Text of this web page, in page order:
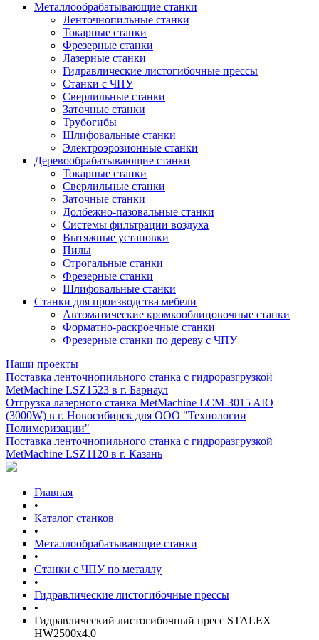
Металлообрабатывающие станки
Ленточнопильные станки
Токарные станки
Фрезерные станки
Лазерные станки
Гидравлические листогибочные прессы
Станки с ЧПУ
Сверлильные станки
Заточные станки
Трубогибы
Шлифовальные станки
Электроэрозионные станки
Деревообрабатывающие станки
Токарные станки
Сверлильные станки
Заточные станки
Долбежно-пазовальные станки
Системы фильтрации воздуха
Вытяжные установки
Пилы
Строгальные станки
Фрезерные станки
Шлифовальные станки
Станки для производства мебели
Автоматические кромкооблицовочные станки
Форматно-раскроечные станки
Фрезерные станки по дереву с ЧПУ
Наши проекты
Поставка ленточнопильного станка c гидроразгрузкой
MetMachine LSZ1523 в г. Барнаул
Отгрузка лазерного станка MetMachine LCM-3015 AIO
(3000W) в г. Новосибирск для ООО "Технологии
Полимеризации"
Поставка ленточнопильного станка c гидроразгрузкой
MetMachine LSZ1120 в г. Казань
Главная
•
Каталог станков
•
Металлообрабатывающие станки
•
Станки с ЧПУ по металлу
•
Гидравлические листогибочные прессы
•
Гидравлический листогибочный пресс STALEX
HW2500x4.0